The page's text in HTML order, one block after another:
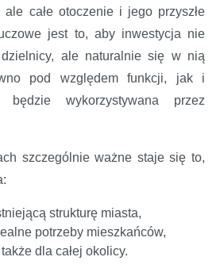
całe otoczenie i jego przyszłe
jest to, aby inwestycja nie
dzielnicy, ale naturalnie się w nią
pod względem funkcji, jak i
wykorzystywana przez
szczególnie ważne staje się to,
strukturę miasta,
potrzeby mieszkańców,
dla całej okolicy.